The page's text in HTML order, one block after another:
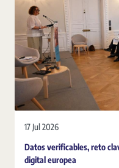
17 Jul 2026
Datos verificables, reto
digital europea